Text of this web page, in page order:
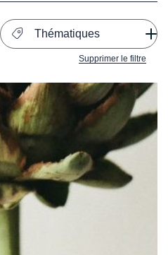
Thématiques
Supprimer le filtre